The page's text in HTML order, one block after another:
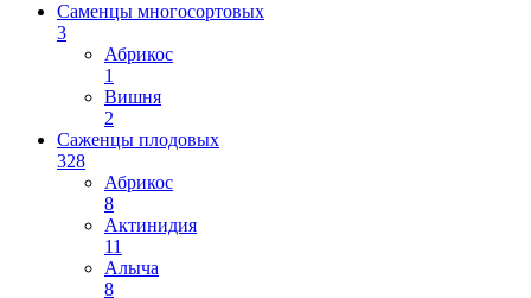
Саменцы многосортовых
3
Абрикос
1
Вишня
2
Саженцы плодовых
328
Абрикос
8
Актинидия
11
Алыча
8